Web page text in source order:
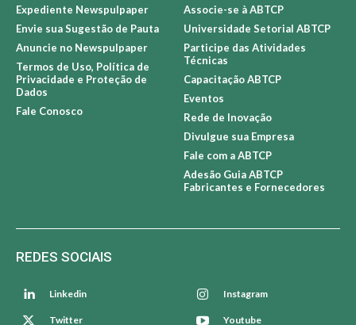
Expediente Newspulpaper
Envie sua Sugestão de Pauta
Anuncie no Newspulpaper
Termos de Uso, Política de
Privacidade e Proteção de
Dados
Fale Conosco
Associe-se à ABTCP
Universidade Setorial ABTCP
Participe das Atividades
Técnicas
Capacitação ABTCP
Eventos
Rede de Inovação
Divulgue sua Empresa
Fale com a ABTCP
Adesão Guia ABTCP
Fabricantes e Fornecedores
REDES SOCIAIS
Linkedin Instagram
Twitter Youtube